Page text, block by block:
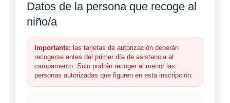
Datos de la persona que recoge al
niño/a
Importante: las tarjetas de autorización deberán
recogerse antes del primer día de asistencia al
campamento. Solo podrán recoger al menor las
personas autorizadas que figuren en esta inscripción.